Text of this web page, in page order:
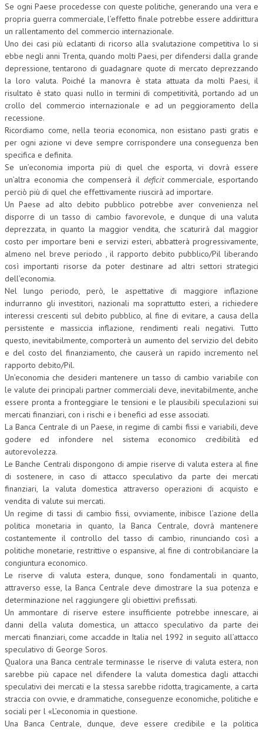
Se ogni Paese procedesse con queste politiche, generando una vera e
propria guerra commerciale, l’effetto finale potrebbe essere addirittura
un rallentamento del commercio internazionale.
Uno dei casi più eclatanti di ricorso alla svalutazione competitiva lo si
ebbe negli anni Trenta, quando molti Paesi, per difendersi dalla grande
depressione, tentarono di guadagnare quote di mercato deprezzando
la loro valuta. Poiché la manovra è stata attuata da molti Paesi, il
risultato è stato quasi nullo in termini di competitività, portando ad un
crollo del commercio internazionale e ad un peggioramento della
recessione.
Ricordiamo come, nella teoria economica, non esistano pasti gratis e
per ogni azione vi deve sempre corrispondere una conseguenza ben
specifica e definita.
Se un’economia importa più di quel che esporta, vi dovrà essere
un’altra economia che compenserà il deficitcommerciale, esportando
perciò più di quel che effettivamente riuscirà ad importare.
Un Paese ad alto debito pubblico potrebbe aver convenienza nel
disporre di un tasso di cambio favorevole, e dunque di una valuta
deprezzata, in quanto la maggior vendita, che scaturirà dal maggior
costo per importare beni e servizi esteri, abbatterà progressivamente,
almeno nel breve periodo , il rapporto debito pubblico/Pil liberando
così importanti risorse da poter destinare ad altri settori strategici
dell’economia.
Nel lungo periodo, però, le aspettative di maggiore inflazione
indurranno gli investitori, nazionali ma soprattutto esteri, a richiedere
interessi crescenti sul debito pubblico, al fine di evitare, a causa della
persistente e massiccia inflazione, rendimenti reali negativi. Tutto
questo, inevitabilmente, comporterà un aumento del servizio del debito
e del costo del finanziamento, che causerà un rapido incremento nel
rapporto debito/Pil.
Un’economia che desideri mantenere un tasso di cambio variabile con
le valute dei principali partner commerciali deve, inevitabilmente, anche
essere pronta a fronteggiare le tensioni e le plausibili speculazioni sui
mercati finanziari, con i rischi e i benefici ad esse associati.
La Banca Centrale di un Paese, in regime di cambi fissi e variabili, deve
godere ed infondere nel sistema economico credibilità ed
autorevolezza.
Le Banche Centrali dispongono di ampie riserve di valuta estera al fine
di sostenere, in caso di attacco speculativo da parte dei mercati
finanziari, la valuta domestica attraverso operazioni di acquisto e
vendita di valute sui mercati.
Un regime di tassi di cambio fissi, ovviamente, inibisce l’azione della
politica monetaria in quanto, la Banca Centrale, dovrà mantenere
costantemente il controllo del tasso di cambio, rinunciando così a
politiche monetarie, restrittive o espansive, al fine di controbilanciare la
congiuntura economico.
Le riserve di valuta estera, dunque, sono fondamentali in quanto,
attraverso esse, la Banca Centrale deve dimostrare la sua potenza e
determinazione nel raggiungere gli obiettivi prefissati.
Un ammontare di riserve estere insufficiente potrebbe innescare, ai
danni della valuta domestica, un attacco speculativo da parte dei
mercati finanziari, come accadde in Italia nel 1992 in seguito all’attacco
speculativo di George Soros.
Qualora una Banca centrale terminasse le riserve di valuta estera, non
sarebbe più capace nel difendere la valuta domestica dagli attacchi
speculativi dei mercati e la stessa sarebbe ridotta, tragicamente, a carta
straccia con ovvie, e drammatiche, conseguenze economiche, politiche e
sociali per l «L’economia in questione.
Una Banca Centrale, dunque, deve essere credibile e la politica